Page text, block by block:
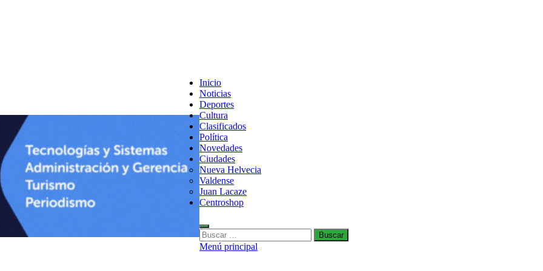
Inicio
Noticias
Deportes
Cultura
Clasificados
Política
Novedades
Ciudades
Nueva Helvecia
Valdense
Juan Lacaze
Centroshop
Buscar:
Menú principal